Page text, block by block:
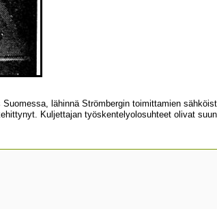
lähinnä Strömbergin toimittamien
Kuljettajan työskentelyolosuhteet olivat